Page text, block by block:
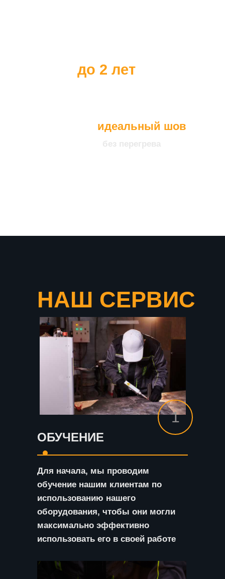
идеальный шов
до 2 лет
НАШ СЕРВИС
ОБУЧЕНИЕ
Для начала, мы проводим
обучение нашим клиентам по
использованию нашего
оборудования, чтобы они могли
максимально эффективно
использовать его в своей работе
1